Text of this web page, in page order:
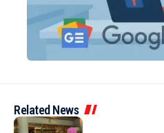
Related News
BERITAINDEX